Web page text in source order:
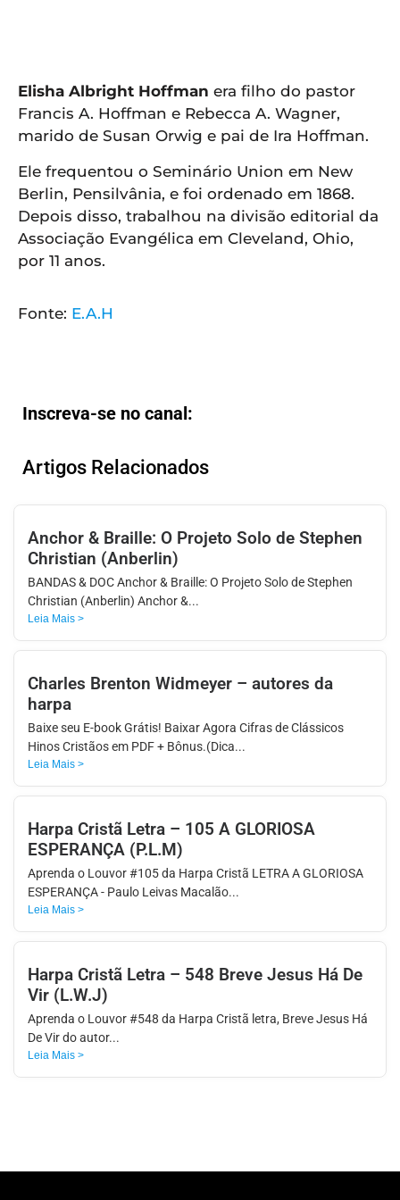
Elisha Albright Hoffman era filho do pastor
Francis A. Hoffman e Rebecca A. Wagner,
marido de Susan Orwig e pai de Ira Hoffman.
Ele frequentou o Seminário Union em New
Berlin, Pensilvânia, e foi ordenado em 1868.
Depois disso, trabalhou na divisão editorial da
Associação Evangélica em Cleveland, Ohio,
por 11 anos.
Fonte: E.A.H
Inscreva-se no canal:
Artigos Relacionados
Anchor & Braille: O Projeto Solo de Stephen
Christian (Anberlin)
BANDAS & DOC Anchor & Braille: O Projeto Solo de Stephen
Christian (Anberlin) Anchor &...
Leia Mais >
Charles Brenton Widmeyer – autores da
harpa
Baixe seu E-book Grátis! Baixar Agora Cifras de Clássicos
Hinos Cristãos em PDF + Bônus.(Dica...
Leia Mais >
Harpa Cristã Letra – 105 A GLORIOSA
ESPERANÇA (P.L.M)
Aprenda o Louvor #105 da Harpa Cristã LETRA A GLORIOSA
ESPERANÇA - Paulo Leivas Macalão...
Leia Mais >
Harpa Cristã Letra – 548 Breve Jesus Há De
Vir (L.W.J)
Aprenda o Louvor #548 da Harpa Cristã letra, Breve Jesus Há
De Vir do autor...
Leia Mais >